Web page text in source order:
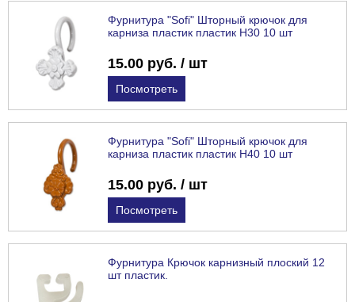
Фурнитура "Sofi" Шторный крючок для
карниза пластик пластик H30 10 шт
15.00 руб. / шт
Посмотреть
Фурнитура "Sofi" Шторный крючок для
карниза пластик пластик H40 10 шт
15.00 руб. / шт
Посмотреть
Фурнитура Крючок карнизный плоский 12
шт пластик.